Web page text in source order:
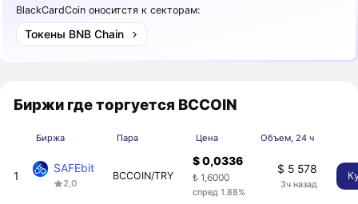
BlackCardCoin оноситстя к секторам:
Токены BNB Chain
Биржи где торгуется BCCOIN
Биржа Пара Цена Объем, 24 ч
1
SAFEbit
2,0
BCCOIN/TRY
$ 0,0336
₺ 1,6000
спред 1.88%
$ 5 578
3ч назад